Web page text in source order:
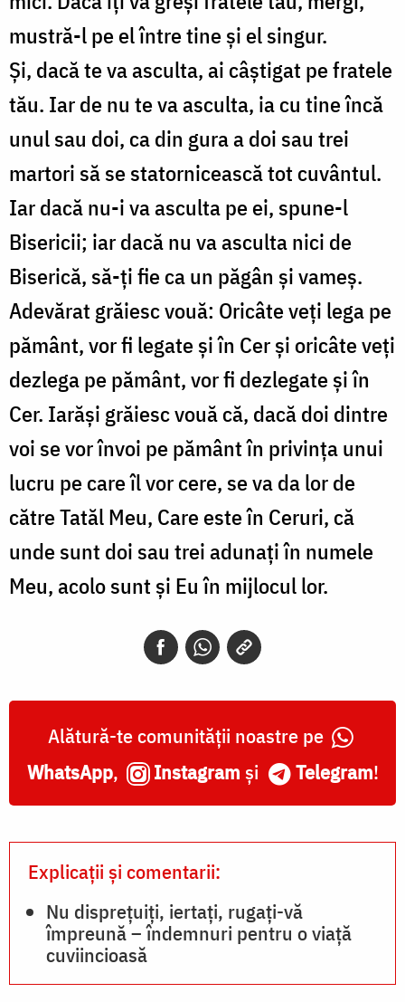
mustră-l pe el între tine și el singur.
Și, dacă te va asculta, ai câștigat pe fratele
tău. Iar de nu te va asculta, ia cu tine încă
unul sau doi, ca din gura a doi sau trei
martori să se statornicească tot cuvântul.
Iar dacă nu-i va asculta pe ei, spune-l
Bisericii; iar dacă nu va asculta nici de
Biserică, să-ți fie ca un păgân și vameș.
Adevărat grăiesc vouă: Oricâte veți lega pe
pământ, vor fi legate și în Cer și oricâte veți
dezlega pe pământ, vor fi dezlegate și în
Cer. Iarăși grăiesc vouă că, dacă doi dintre
voi se vor învoi pe pământ în privința unui
lucru pe care îl vor cere, se va da lor de
către Tatăl Meu, Care este în Ceruri, că
unde sunt doi sau trei adunați în numele
Meu, acolo sunt și Eu în mijlocul lor.
Alătură-te comunității noastre pe
WhatsApp, Instagram și Telegram!
Explicații și comentarii:
Nu disprețuiți, iertați, rugați-vă
împreună – îndemnuri pentru o viață
cuviincioasă